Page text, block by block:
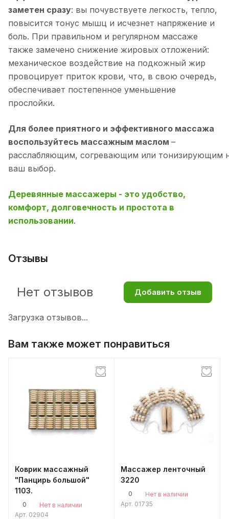
заметен сразу: вы почувствуете легкость, тепло,
повысится тонус мышц и исчезнет напряжение и
боль. При правильном и регулярном массаже
также замечено снижение жировых отложений:
механическое воздействие на подкожный жир
провоцирует приток крови, что, в свою очередь,
обеспечивает постепенное уменьшение
прослойки.
Для более приятного и эффективного массажа
воспользуйтесь массажным маслом –
расслабляющим, согревающим или тонизирующим
ваш выбор.
Деревянные массажеры - это удобство,
комфорт, долговечность и простота в
использовании.
Отзывы
Загрузка отзывов...
Нет отзывов Добавить отзыв
Вам также может понравиться
Коврик массажный
"Панцирь большой"
1103.
0
Нет в наличии
Арт. 02904
Массажер ленточный
3220
0
Нет в наличии
Арт. 01735